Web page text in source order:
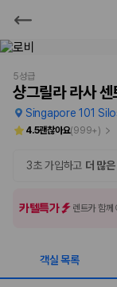
샹그릴라
2000만 이용고객이 선
제주렌트카 가
5성급
샹그릴라 라사
Singapore 101
4.5괜찮아요(999+)
3초 가입하고 더 많
카텔특가 렌트카 함
객실 목록